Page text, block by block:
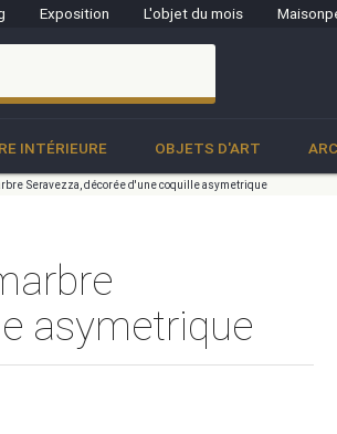
Exposition L'objet du mois
INTÉRIEURE OBJETS D'ART
Seravezza, décorée d'une coquille asymetrique
asymetrique